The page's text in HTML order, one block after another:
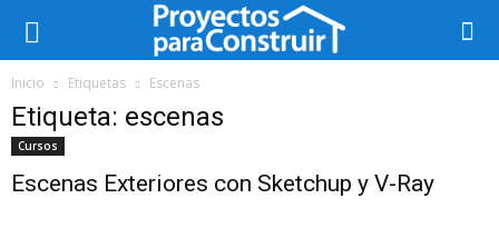
Inicio Etiquetas Escenas
Etiqueta: escenas
Cursos
Escenas Exteriores con Sketchup y V-Ray